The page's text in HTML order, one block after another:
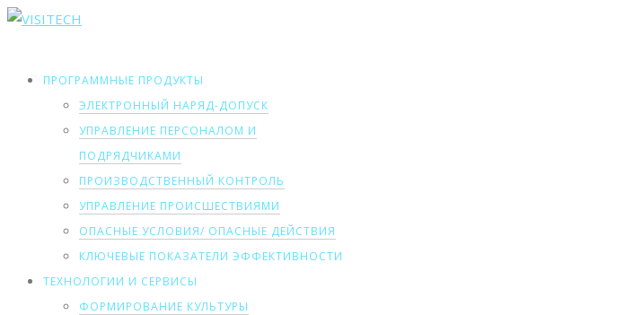
ПРОГРАММНЫЕ ПРОДУКТЫ
ЭЛЕКТРОННЫЙ НАРЯД-ДОПУСК
УПРАВЛЕНИЕ ПЕРСОНАЛОМ И
ПОДРЯДЧИКАМИ
ПРОИЗВОДСТВЕННЫЙ КОНТРОЛЬ
УПРАВЛЕНИЕ ПРОИСШЕСТВИЯМИ
ОПАСНЫЕ УСЛОВИЯ/ ОПАСНЫЕ ДЕЙСТВИЯ
КЛЮЧЕВЫЕ ПОКАЗАТЕЛИ ЭФФЕКТИВНОСТИ
ТЕХНОЛОГИИ И СЕРВИСЫ
ФОРМИРОВАНИЕ КУЛЬТУРЫ